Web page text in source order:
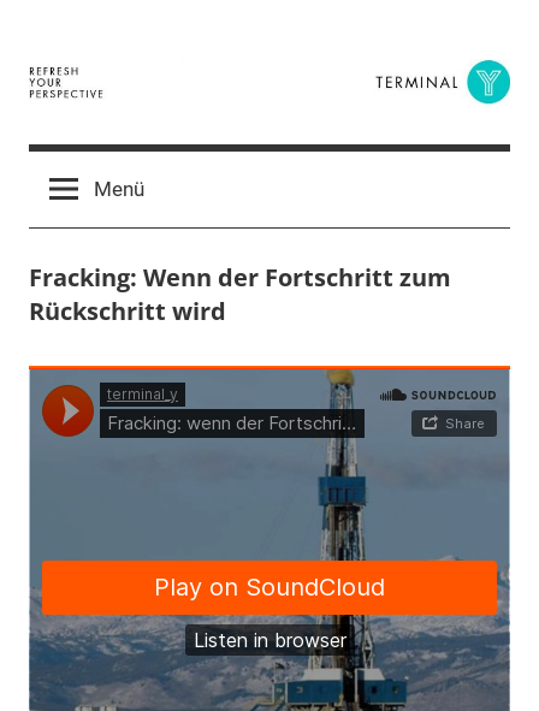
springen
Terminal
Y
Digital
BusinessMenü
Fracking: Wenn der Fortschritt zum
Rückschritt wird
Juni
2015
et
orbi